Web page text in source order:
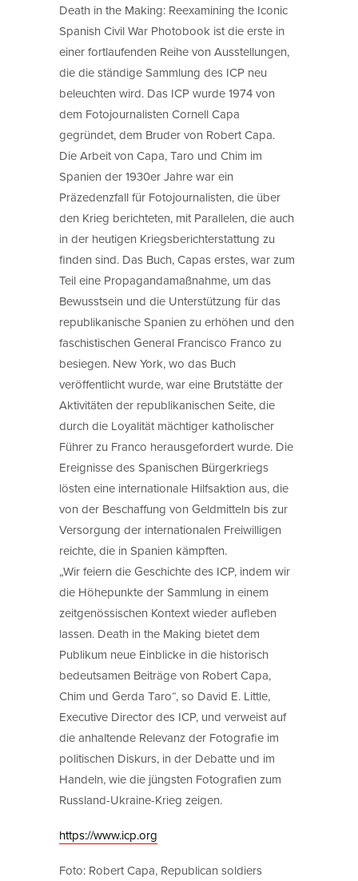
Death in the Making: Reexamining the Iconic
Spanish Civil War Photobook ist die erste in
einer fortlaufenden Reihe von Ausstellungen,
die die ständige Sammlung des ICP neu
beleuchten wird. Das ICP wurde 1974 von
dem Fotojournalisten Cornell Capa
gegründet, dem Bruder von Robert Capa.
Die Arbeit von Capa, Taro und Chim im
Spanien der 1930er Jahre war ein
Präzedenzfall für Fotojournalisten, die über
den Krieg berichteten, mit Parallelen, die auch
in der heutigen Kriegsberichterstattung zu
finden sind. Das Buch, Capas erstes, war zum
Teil eine Propagandamaßnahme, um das
Bewusstsein und die Unterstützung für das
republikanische Spanien zu erhöhen und den
faschistischen General Francisco Franco zu
besiegen. New York, wo das Buch
veröffentlicht wurde, war eine Brutstätte der
Aktivitäten der republikanischen Seite, die
durch die Loyalität mächtiger katholischer
Führer zu Franco herausgefordert wurde. Die
Ereignisse des Spanischen Bürgerkriegs
lösten eine internationale Hilfsaktion aus, die
von der Beschaffung von Geldmitteln bis zur
Versorgung der internationalen Freiwilligen
reichte, die in Spanien kämpften.
„Wir feiern die Geschichte des ICP, indem wir
die Höhepunkte der Sammlung in einem
zeitgenössischen Kontext wieder aufleben
lassen. Death in the Making bietet dem
Publikum neue Einblicke in die historisch
bedeutsamen Beiträge von Robert Capa,
Chim und Gerda Taro“, so David E. Little,
Executive Director des ICP, und verweist auf
die anhaltende Relevanz der Fotografie im
politischen Diskurs, in der Debatte und im
Handeln, wie die jüngsten Fotografien zum
Russland-Ukraine-Krieg zeigen.
https://www.icp.org
Foto: Robert Capa, Republican soldiers